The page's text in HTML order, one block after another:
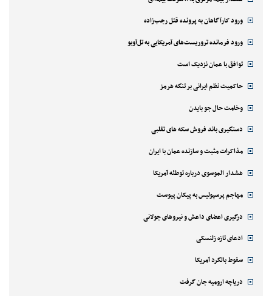
ورود کارآگاهان به پرونده قتل رجب‌زاده
ورود فرمانده تروریست‌های آمریکایی به تل‌آویو
توافق با عمان نزدیک است
حاکمیت نظم ایرانی بر تنگه هرمز
وخامت حال جو بایدن
دستگیری باند فروش سکه های تقلبی
مذاکرات مثبت و سازنده عمان با ایران
هشدار الموسوی درباره توطئه آمریکا
مهاجم پرسپولیس به پیکان پیوست
درگیری اعضای داعش و نیروهای جولانی
ادعای تازه زلنسکی
سقوط بالگرد آمریکا
دریاچه ارومیه جان گرفت